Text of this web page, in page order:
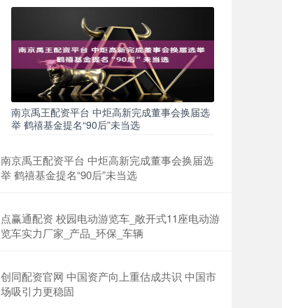
南京禹王配资平台 中炬高新完成董事会换届选
举 鹤禧基金提名“90后”未当选
南京禹王配资平台 中炬高新完成董事会换届选
举 鹤禧基金提名“90后”未当选
点赢通配资 校园电动游览车_敞开式11座电动游
览车实力厂家_产品_环保_车辆
创同配资官网 中国资产向上重估成共识 中国市
场吸引力更稳固